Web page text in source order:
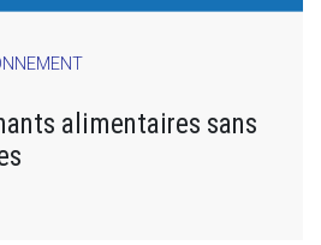
alimentaires sans